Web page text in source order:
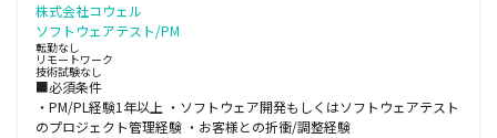
株式会社コウェル
ソフトウェアテスト/PM
転勤なし
リモートワーク
技術試験なし
■必須条件
・PM/PL経験1年以上 ・ソフトウェア開発もしくはソフトウェアテスト
のプロジェクト管理経験 ・お客様との折衝/調整経験